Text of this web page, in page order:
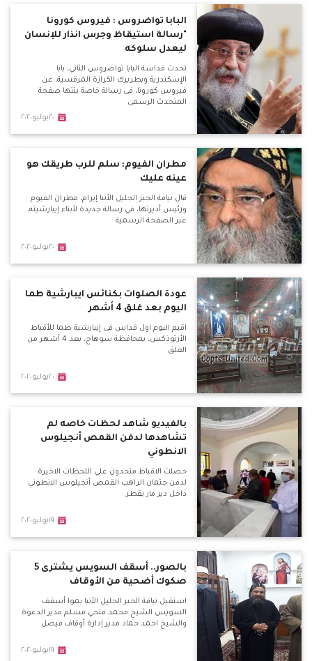
البابا تواضروس : فيروس كورونا
"رسالة استيقاظ وجرس انذار للإنسان
ليعدل سلوكه
تحدث قداسة البابا تواضروس الثاني، بابا
الإسكندرية وبطريرك الكرازة المرقسية، عن
فيروس كورونا، فى رسالة خاصة بثتها صفحة
المتحدث الرسمى
٢٠يوليو٢٠٢٠
مطران الفيوم: سلم للرب طريقك هو
عينه عليك
قال نيافة الحبر الجليل الأنبا إبرام، مطران الفيوم
ورئيس أديرتها، في رسالة جديدة لأبناء إيبارشيته،
عبر الصفحة الرسمية
٢٠يوليو٢٠٢٠
عودة الصلوات بكنائس ايبارشية طما
اليوم بعد غلق 4 أشهر
اقيم اليوم اول قداس فى إيبارشية طما للأقباط
الأرثوذكس، بمحافظة سوهاج، بعد 4 أشهر من
الغلق
٢٠يوليو٢٠٢٠
بالفيديو شاهد لحظات خاصه لم
تشاهدها لدفن القمص أنجيلوس
الانطوني
حصلت الاقباط متحدون علي اللحظات الاخيرة
لدفن جثمان الراهب القمص أنجيلوس الانطوني
داخل دير مار بقطر.
١٩يوليو٢٠٢٠
بالصور.. أسقف السويس يشترى 5
صكوك أضحية من الأوقاف
استقبل نيافة الحبر الجليل الأنبا بموا أسقف
السويس الشيخ محمد فتحي مسلم مدير الدعوة
والشيخ احمد حماد مدير إدارة أوقاف فيصل
١٩يوليو٢٠٢٠